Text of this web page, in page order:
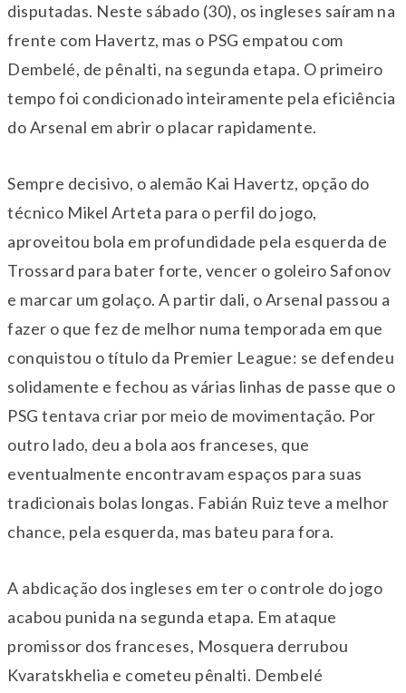
disputadas. Neste sábado (30), os ingleses saíram na
frente com Havertz, mas o PSG empatou com
Dembelé, de pênalti, na segunda etapa. O primeiro
tempo foi condicionado inteiramente pela eficiência
do Arsenal em abrir o placar rapidamente.
Sempre decisivo, o alemão Kai Havertz, opção do
técnico Mikel Arteta para o perfil do jogo,
aproveitou bola em profundidade pela esquerda de
Trossard para bater forte, vencer o goleiro Safonov
e marcar um golaço. A partir dali, o Arsenal passou a
fazer o que fez de melhor numa temporada em que
conquistou o título da Premier League: se defendeu
solidamente e fechou as várias linhas de passe que o
PSG tentava criar por meio de movimentação. Por
outro lado, deu a bola aos franceses, que
eventualmente encontravam espaços para suas
tradicionais bolas longas. Fabián Ruiz teve a melhor
chance, pela esquerda, mas bateu para fora.
A abdicação dos ingleses em ter o controle do jogo
acabou punida na segunda etapa. Em ataque
promissor dos franceses, Mosquera derrubou
Kvaratskhelia e cometeu pênalti. Dembelé